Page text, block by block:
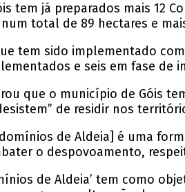
tem já preparados mais 12
total de 89 hectares e
tem sido implementado
e seis em fase de
que o município de Góis
de residir nos
de Aldeia] é uma
o despovoamento,
de Aldeia’ tem como